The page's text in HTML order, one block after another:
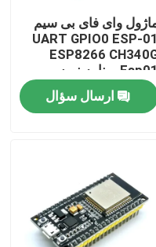
وای فای بی سیم
UART GPIO0 ESP-01
ESP8266
Esp01 برنامه نویس
ارسال سؤال